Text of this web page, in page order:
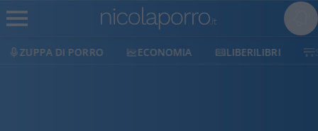
ECONOMIA LIBERILIBRI SHOP